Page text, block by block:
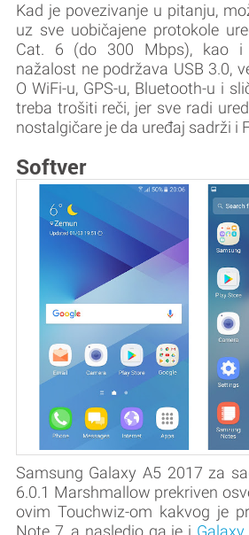
Kad je povezivanje u pitanju,
uz sve uobičajene protokole
Cat. 6 (do 300 Mbps), kao i
nažalost ne podržava USB 3.0,
O WiFi-u, GPS-u, Bluetooth-u i
treba trošiti reči, jer sve radi
nostalgičare je da uređaj sadrži i
Softver
Samsung Galaxy A5 2017 za
6.0.1 Marshmallow prekriven
ovim Touchwiz-om kakvog je
Note 7, a nasledio ga je i Galaxy